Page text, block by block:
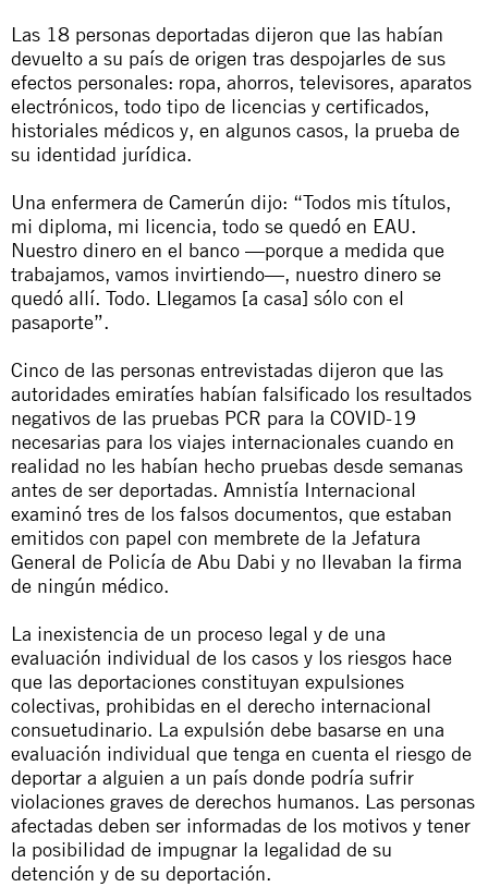
Las 18 personas deportadas dijeron que las habían
devuelto a su país de origen tras despojarles de sus
efectos personales: ropa, ahorros, televisores, aparatos
electrónicos, todo tipo de licencias y certificados,
historiales médicos y, en algunos casos, la prueba de
su identidad jurídica.
Una enfermera de Camerún dijo: “Todos mis títulos,
mi diploma, mi licencia, todo se quedó en EAU.
Nuestro dinero en el banco —porque a medida que
trabajamos, vamos invirtiendo—, nuestro dinero se
quedó allí. Todo. Llegamos [a casa] sólo con el
pasaporte”.
Cinco de las personas entrevistadas dijeron que las
autoridades emiratíes habían falsificado los resultados
negativos de las pruebas PCR para la COVID-19
necesarias para los viajes internacionales cuando en
realidad no les habían hecho pruebas desde semanas
antes de ser deportadas. Amnistía Internacional
examinó tres de los falsos documentos, que estaban
emitidos con papel con membrete de la Jefatura
General de Policía de Abu Dabi y no llevaban la firma
de ningún médico.
La inexistencia de un proceso legal y de una
evaluación individual de los casos y los riesgos hace
que las deportaciones constituyan expulsiones
colectivas, prohibidas en el derecho internacional
consuetudinario. La expulsión debe basarse en una
evaluación individual que tenga en cuenta el riesgo de
deportar a alguien a un país donde podría sufrir
violaciones graves de derechos humanos. Las personas
afectadas deben ser informadas de los motivos y tener
la posibilidad de impugnar la legalidad de su
detención y de su deportación.